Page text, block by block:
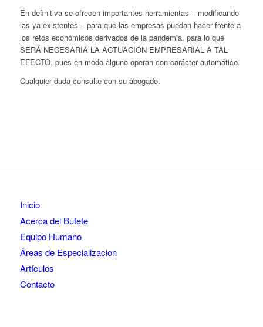
En definitiva se ofrecen importantes herramientas – modificando
las ya existentes – para que las empresas puedan hacer frente a
los retos económicos derivados de la pandemia, para lo que
SERÁ NECESARIA LA ACTUACIÓN EMPRESARIAL A TAL
EFECTO, pues en modo alguno operan con carácter automático.
Cualquier duda consulte con su abogado.
Inicio
Acerca del Bufete
Equipo Humano
Áreas de Especializacion
Artículos
Contacto